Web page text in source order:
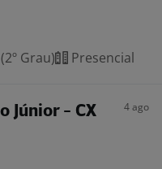
Grau) Presencial
Júnior - CX 4 ago